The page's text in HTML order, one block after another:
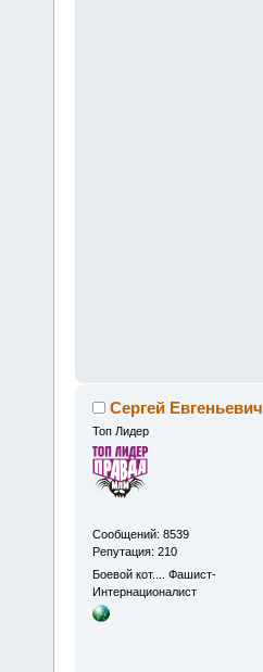
Сергей Евгеньевич
Топ Лидер
Сообщений: 8539
Репутация: 210
Боевой кот.... Фашист-
Интернационалист